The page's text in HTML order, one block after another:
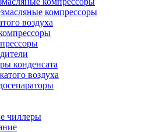
компрессоры
воздуха
конденсата
воздуха
чиллеры